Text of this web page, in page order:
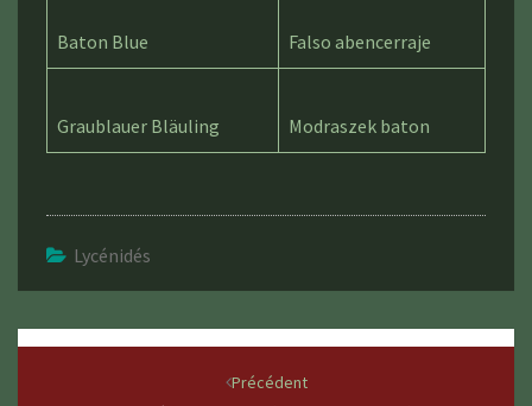
Baton Blue Falso abencerraje
Graublauer Bläuling Modraszek baton
Lycénidés
Navigation
Précédent